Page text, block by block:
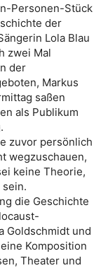
Personen-Stück
der
Lola Blau
zwei Mal
der
Markus
saßen
als Publikum
zuvor persönlich
wegzuschauen,
keine Theorie,
die Geschichte
Goldschmidt und
Komposition
Theater und